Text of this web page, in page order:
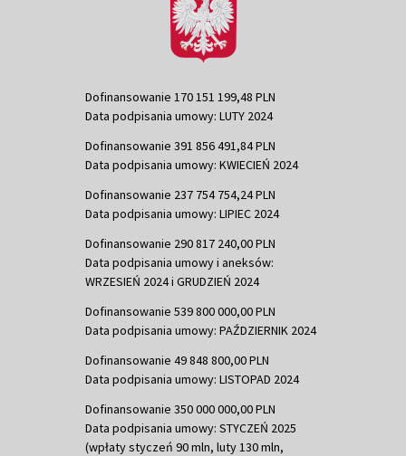
Dofinansowanie 170 151 199,48 PLN
Data podpisania umowy: LUTY 2024
Dofinansowanie 391 856 491,84 PLN
Data podpisania umowy: KWIECIEŃ 2024
Dofinansowanie 237 754 754,24 PLN
Data podpisania umowy: LIPIEC 2024
Dofinansowanie 290 817 240,00 PLN
Data podpisania umowy i aneksów:
WRZESIEŃ 2024 i GRUDZIEŃ 2024
Dofinansowanie 539 800 000,00 PLN
Data podpisania umowy: PAŹDZIERNIK 2024
Dofinansowanie 49 848 800,00 PLN
Data podpisania umowy: LISTOPAD 2024
Dofinansowanie 350 000 000,00 PLN
Data podpisania umowy: STYCZEŃ 2025
(wpłaty styczeń 90 mln, luty 130 mln,